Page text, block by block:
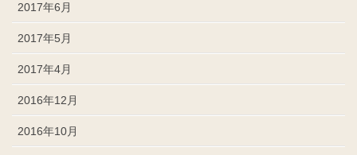
2017年6月
2017年5月
2017年4月
2016年12月
2016年10月